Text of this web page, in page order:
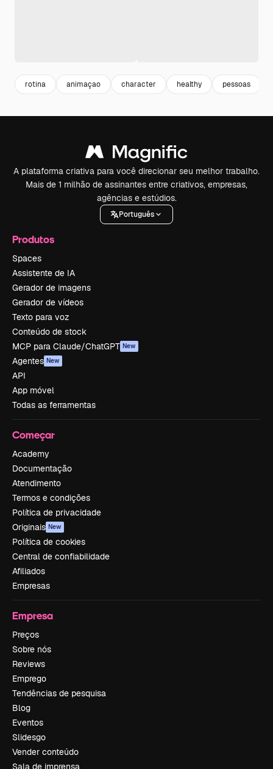
rotina animaçao character healthy pessoas
A plataforma criativa para você direcionar seu melhor trabalho.
Mais de 1 milhão de assinantes entre criativos, empresas,
agências e estúdios.
Português
Produtos
Spaces
Assistente de IA
Gerador de imagens
Gerador de vídeos
Texto para voz
Conteúdo de stock
MCP para Claude/ChatGPT New
Agentes New
API
App móvel
Todas as ferramentas
Começar
Academy
Documentação
Atendimento
Termos e condições
Política de privacidade
Originais New
Política de cookies
Central de confiabilidade
Afiliados
Empresas
Empresa
Preços
Sobre nós
Reviews
Emprego
Tendências de pesquisa
Blog
Eventos
Slidesgo
Vender conteúdo
Sala de imprensa